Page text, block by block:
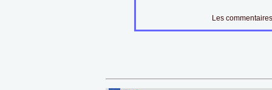
Les